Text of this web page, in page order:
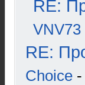
RE:
VNV73
RE:
Choice